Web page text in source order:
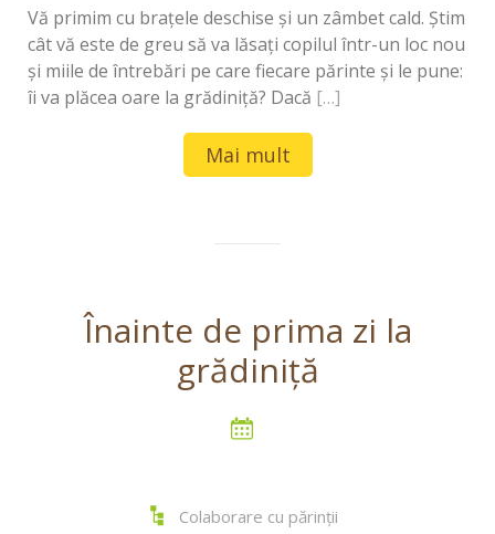
Vă primim cu brațele deschise și un zâmbet cald. Știm
cât vă este de greu să va lăsați copilul într-un loc nou
și miile de întrebări pe care fiecare părinte și le pune:
îi va plăcea oare la grădiniță? Dacă […]
Mai mult
Înainte de prima zi la
grădiniţă
Colaborare cu părinții